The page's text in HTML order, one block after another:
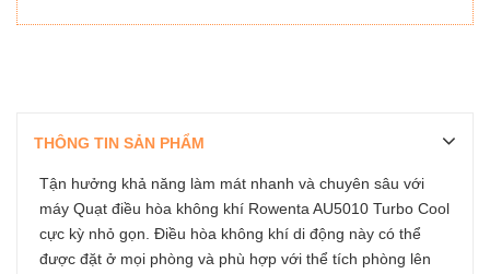
THÔNG TIN SẢN PHẨM
Tận hưởng khả năng làm mát nhanh và chuyên sâu với
máy Quạt điều hòa không khí Rowenta AU5010 Turbo Cool
cực kỳ nhỏ gọn. Điều hòa không khí di động này có thể
được đặt ở mọi phòng và phù hợp với thể tích phòng lên